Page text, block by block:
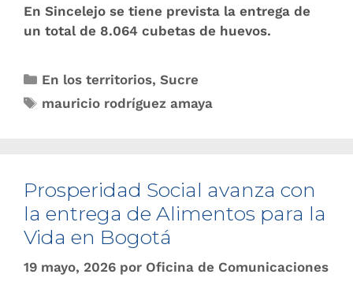
En Sincelejo se tiene prevista la entrega de
un total de 8.064 cubetas de huevos.
En los territorios,Sucre
mauricio rodríguez amaya
Prosperidad Social avanza con
la entrega de Alimentos para la
Vida en Bogotá
19 mayo, 2026 por Oficina de Comunicaciones